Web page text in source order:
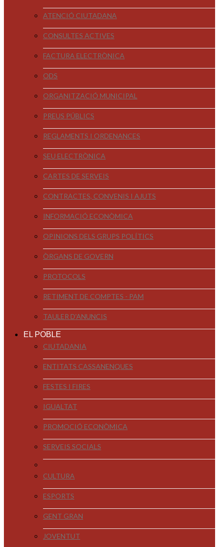
ATENCIÓ CIUTADANA
CONSULTES ACTIVES
FACTURA ELECTRÒNICA
ODS
ORGANITZACIÓ MUNICIPAL
PREUS PÚBLICS
REGLAMENTS I ORDENANCES
SEU ELECTRÒNICA
CARTES DE SERVEIS
CONTRACTES, CONVENIS I AJUTS
INFORMACIÓ ECONÒMICA
OPINIONS DELS GRUPS POLÍTICS
ÒRGANS DE GOVERN
PROTOCOLS
RETIMENT DE COMPTES - PAM
TAULER D'ANUNCIS
EL POBLE
CIUTADANIA
ENTITATS CASSANENQUES
FESTES I FIRES
IGUALTAT
PROMOCIÓ ECONÒMICA
SERVEIS SOCIALS
CULTURA
ESPORTS
GENT GRAN
JOVENTUT